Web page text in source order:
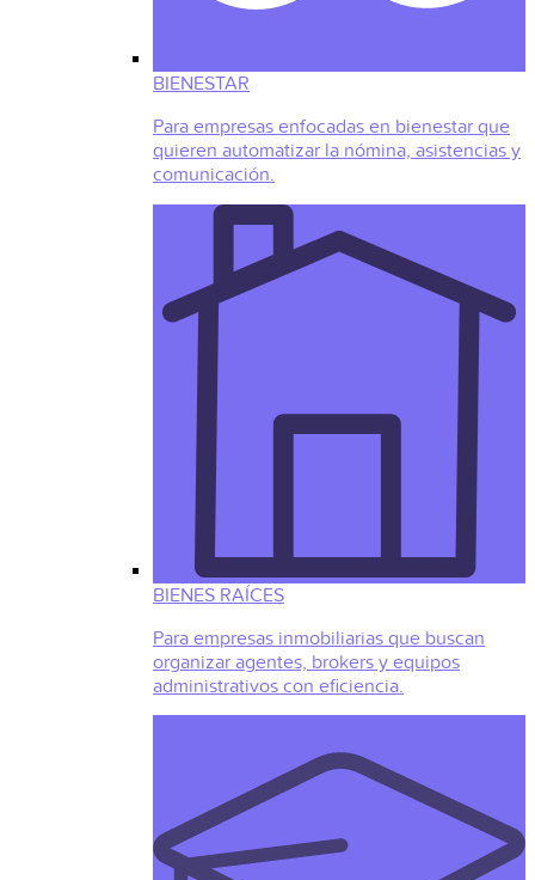
BIENESTAR
Para empresas enfocadas en bienestar que
quieren automatizar la nómina, asistencias y
comunicación.
BIENES RAÍCES
Para empresas inmobiliarias que buscan
organizar agentes, brokers y equipos
administrativos con eficiencia.